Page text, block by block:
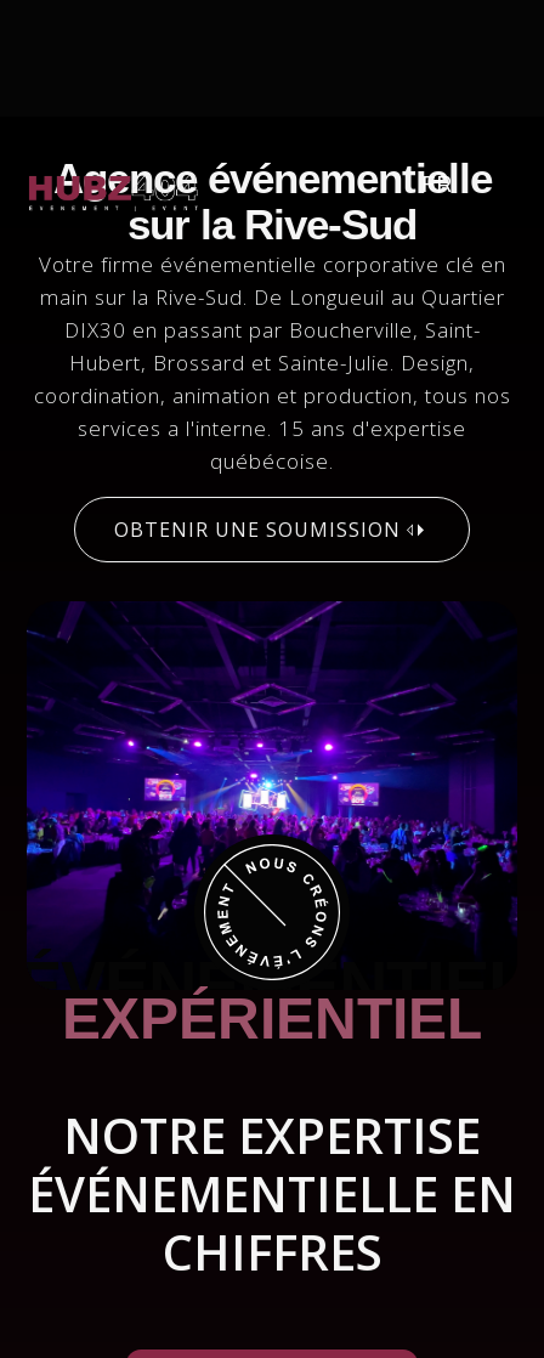
FR
Agence événementielle
sur la Rive-Sud
Votre firme événementielle corporative clé en
main sur la Rive-Sud. De Longueuil au Quartier
DIX30 en passant par Boucherville, Saint-
Hubert, Brossard et Sainte-Julie. Design,
coordination, animation et production, tous nos
services a l'interne. 15 ans d'expertise
québécoise.
OBTENIR UNE SOUMISSION
ÉVÉNEMENTIEL
EXPÉRIENTIEL
NOTRE EXPERTISE
ÉVÉNEMENTIELLE EN
CHIFFRES